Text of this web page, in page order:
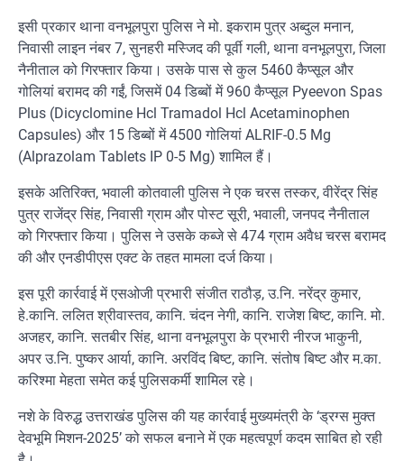
इसी प्रकार थाना वनभूलपुरा पुलिस ने मो. इकराम पुत्र अब्दुल मनान,
निवासी लाइन नंबर 7, सुनहरी मस्जिद की पूर्वी गली, थाना वनभूलपुरा, जिला
नैनीताल को गिरफ्तार किया। उसके पास से कुल 5460 कैप्सूल और
गोलियां बरामद की गईं, जिसमें 04 डिब्बों में 960 कैप्सूल Pyeevon Spas
Plus (Dicyclomine Hcl Tramadol Hcl Acetaminophen
Capsules) और 15 डिब्बों में 4500 गोलियां ALRIF-0.5 Mg
(Alprazolam Tablets IP 0-5 Mg) शामिल हैं।
इसके अतिरिक्त, भवाली कोतवाली पुलिस ने एक चरस तस्कर, वीरेंद्र सिंह
पुत्र राजेंद्र सिंह, निवासी ग्राम और पोस्ट सूरी, भवाली, जनपद नैनीताल
को गिरफ्तार किया। पुलिस ने उसके कब्जे से 474 ग्राम अवैध चरस बरामद
की और एनडीपीएस एक्ट के तहत मामला दर्ज किया।
इस पूरी कार्रवाई में एसओजी प्रभारी संजीत राठौड़, उ.नि. नरेंद्र कुमार,
हे.कानि. ललित श्रीवास्तव, कानि. चंदन नेगी, कानि. राजेश बिष्ट, कानि. मो.
अजहर, कानि. सतबीर सिंह, थाना वनभूलपुरा के प्रभारी नीरज भाकुनी,
अपर उ.नि. पुष्कर आर्या, कानि. अरविंद बिष्ट, कानि. संतोष बिष्ट और म.का.
करिश्मा मेहता समेत कई पुलिसकर्मी शामिल रहे।
नशे के विरुद्ध उत्तराखंड पुलिस की यह कार्रवाई मुख्यमंत्री के ‘ड्रग्स मुक्त
देवभूमि मिशन-2025’ को सफल बनाने में एक महत्वपूर्ण कदम साबित हो रही